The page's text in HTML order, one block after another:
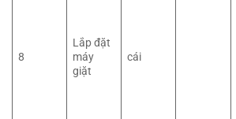
8
Lắp đặt
máy
giặt
cái